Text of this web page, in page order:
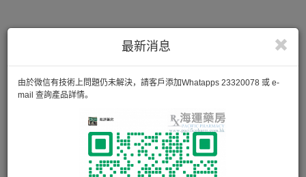
最新消息
由於微信有技術上問題仍未解決，請客戶添加Whatapps 23320078 或 e-
mail 查詢產品詳情。